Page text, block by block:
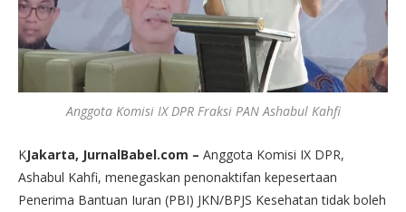
Anggota Komisi IX DPR Fraksi PAN Ashabul Kahfi
KJakarta, JurnalBabel.com – Anggota Komisi IX DPR,
Ashabul Kahfi, menegaskan penonaktifan kepesertaan
Penerima Bantuan Iuran (PBI) JKN/BPJS Kesehatan tidak boleh